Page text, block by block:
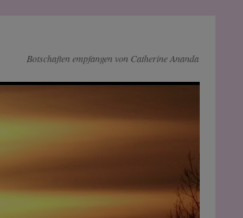
Botschaften empfangen von Catherine Ananda